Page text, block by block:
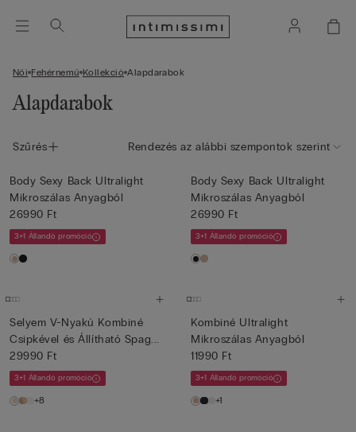
Női Fehérnemű Kollekció Alapdarabok
Alapdarabok
Szűrés Rendezés az alábbi szempontok szerint
Body Sexy Back Ultralight
Mikroszálas Anyagból
26990 Ft
3+1 Állandó promóció
Body Sexy Back Ultralight
Mikroszálas Anyagból
26990 Ft
3+1 Állandó promóció
Selyem V-Nyakú Kombiné
Csipkével és Állítható Spag...
29990 Ft
3+1 Állandó promóció
+8
Kombiné Ultralight
Mikroszálas Anyagból
11990 Ft
3+1 Állandó promóció
+1